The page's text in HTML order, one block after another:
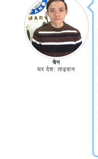
चेन
घर देश: ताइवान